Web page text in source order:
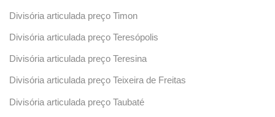
Divisória articulada preço Timon
Divisória articulada preço Teresópolis
Divisória articulada preço Teresina
Divisória articulada preço Teixeira de Freitas
Divisória articulada preço Taubaté